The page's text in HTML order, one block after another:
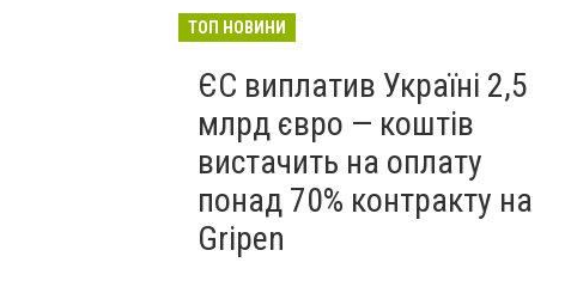
ТОП НОВИНИ
ЄС виплатив Україні 2,5
млрд євро — коштів
вистачить на оплату
понад 70% контракту на
Gripen